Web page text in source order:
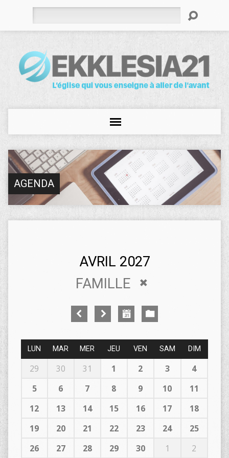
AGENDA
AVRIL 2027
FAMILLE
LUN MAR MER JEU VEN SAM DIM
29 30 31 1 2 3
4
5
6 7 8 9 10
11
12
13 14 15 16 17
18
19
20 21 22 23 24
25
26
27 28 29 30 1 2